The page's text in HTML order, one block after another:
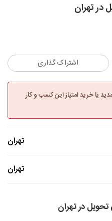
در تهران
اشتراک گذاری
یا خرید امتیاز این کسب و کار
تهران
تهران
در تهران